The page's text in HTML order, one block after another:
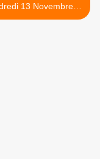
13 Novembre
2015 et suites, le point >